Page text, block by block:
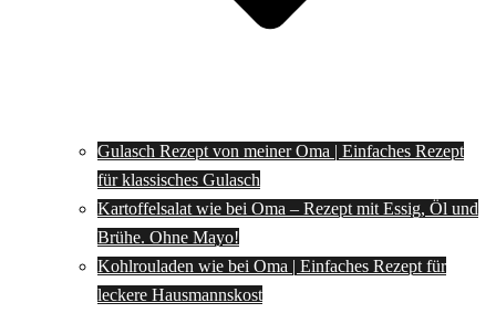
Gulasch Rezept von meiner Oma | Einfaches Rezept
für klassisches Gulasch
Kartoffelsalat wie bei Oma – Rezept mit Essig, Öl und
Brühe. Ohne Mayo!
Kohlrouladen wie bei Oma | Einfaches Rezept für
leckere Hausmannskost